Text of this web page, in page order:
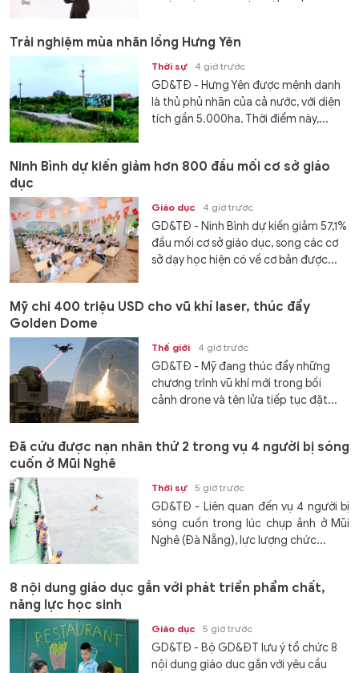
Trải nghiệm mùa nhãn lồng Hưng Yên
Thời sự 4 giờ trước
GD&TĐ - Hưng Yên được mệnh danh
là thủ phủ nhãn của cả nước, với diện
tích gần 5.000ha. Thời điểm này,...
Ninh Bình dự kiến giảm hơn 800 đầu mối cơ sở giáo
dục
Giáo dục 4 giờ trước
GD&TĐ - Ninh Bình dự kiến giảm 57,1%
đầu mối cơ sở giáo dục, song các cơ
sở dạy học hiện có về cơ bản được...
Mỹ chi 400 triệu USD cho vũ khí laser, thúc đẩy
Golden Dome
Thế giới 4 giờ trước
GD&TĐ - Mỹ đang thúc đẩy những
chương trình vũ khí mới trong bối
cảnh drone và tên lửa tiếp tục đặt...
Đã cứu được nạn nhân thứ 2 trong vụ 4 người bị sóng
cuốn ở Mũi Nghê
Thời sự 5 giờ trước
GD&TĐ - Liên quan đến vụ 4 người bị
sóng cuốn trong lúc chụp ảnh ở Mũi
Nghê (Đà Nẵng), lực lượng chức...
8 nội dung giáo dục gắn với phát triển phẩm chất,
năng lực học sinh
Giáo dục 5 giờ trước
GD&TĐ - Bộ GD&ĐT lưu ý tổ chức 8
nội dung giáo dục gắn với yêu cầu